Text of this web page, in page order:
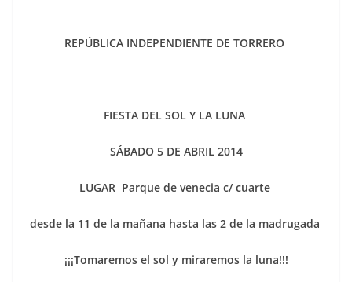
REPÚBLICA INDEPENDIENTE DE TORRERO
FIESTA DEL SOL Y LA LUNA
SÁBADO 5 DE ABRIL 2014
LUGAR Parque de venecia c/ cuarte
desde la 11 de la mañana hasta las 2 de la madrugada
¡¡¡Tomaremos el sol y miraremos la luna!!!